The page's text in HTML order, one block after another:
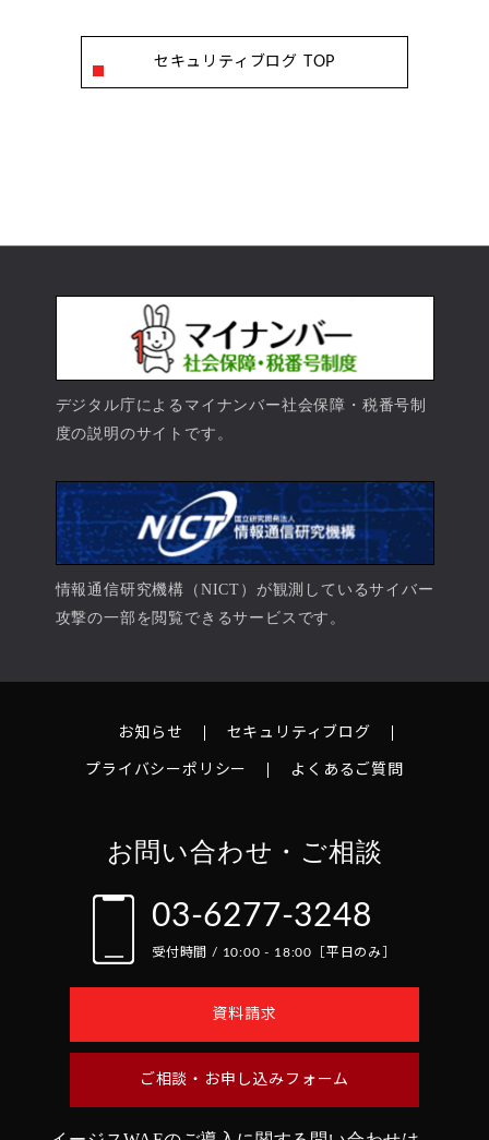
セキュリティブログ TOP
デジタル庁によるマイナンバー社会保障・税番号制
度の説明のサイトです。
情報通信研究機構（NICT）が観測しているサイバー
攻撃の一部を閲覧できるサービスです。
お知らせ セキュリティブログ
プライバシーポリシー よくあるご質問
お問い合わせ・ご相談
03-6277-3248
受付時間 / 10:00 - 18:00［平日のみ］
資料請求
ご相談・お申し込みフォーム